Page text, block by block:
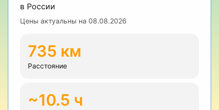
в России
Цены актуальны на 08.08.2026
735 км
Расстояние
~10.5 ч